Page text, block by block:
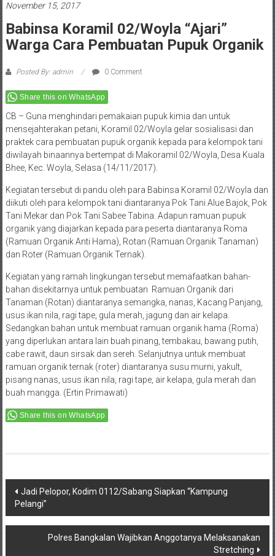
November 15, 2017
Babinsa Koramil 02/Woyla “Ajari”
Warga Cara Pembuatan Pupuk Organik
Posted By: admin 0 Comment
Share this on WhatsApp
CB – Guna menghindari pemakaian pupuk kimia dan untuk
mensejahterakan petani, Koramil 02/Woyla gelar sosialisasi dan
praktek cara pembuatan pupuk organik kepada para kelompok tani
diwilayah binaannya bertempat di Makoramil 02/Woyla, Desa Kuala
Bhee, Kec. Woyla, Selasa (14/11/2017).
Kegiatan tersebut di pandu oleh para Babinsa Koramil 02/Woyla dan
diikuti oleh para kelompok tani diantaranya Pok Tani Alue Bajok, Pok
Tani Mekar dan Pok Tani Sabee Tabina. Adapun ramuan pupuk
organik yang diajarkan kepada para peserta diantaranya Roma
(Ramuan Organik Anti Hama), Rotan (Ramuan Organik Tanaman)
dan Roter (Ramuan Organik Ternak).
Kegiatan yang ramah lingkungan tersebut memafaatkan bahan-
bahan disekitarnya untuk pembuatan Ramuan Organik dari
Tanaman (Rotan) diantaranya semangka, nanas, Kacang Panjang,
usus ikan nila, ragi tape, gula merah, jagung dan air kelapa.
Sedangkan bahan untuk membuat ramuan organik hama (Roma)
yang diperlukan antara lain buah pinang, tembakau, bawang putih,
cabe rawit, daun sirsak dan sereh. Selanjutnya untuk membuat
ramuan organik ternak (roter) diantaranya susu murni, yakult,
pisang nanas, usus ikan nila, ragi tape, air kelapa, gula merah dan
buah mangga. (Ertin Primawati)
Share this on WhatsApp
Post
navigation
Jadi Pelopor, Kodim 0112/Sabang Siapkan “Kampung
Pelangi”
Polres Bangkalan Wajibkan Anggotanya Melaksanakan
Stretching